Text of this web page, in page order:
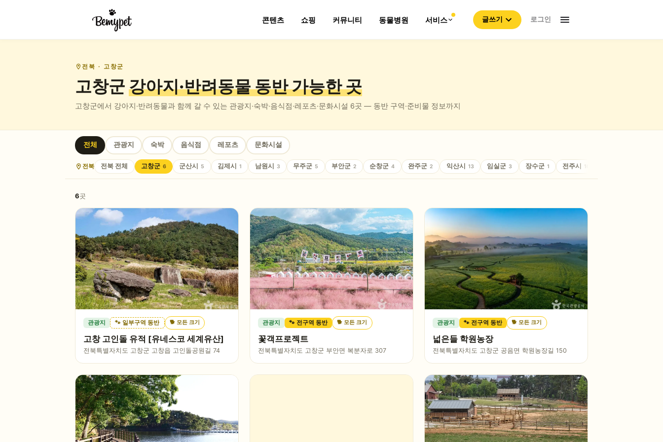
콘텐츠 쇼핑 커뮤니티 동물병원 서비스 글쓰기 로그인
전북 · 고창군
고창군강아지·반려동물 동반가능한 곳
고창군에서 강아지·반려동물과 함께 갈 수 있는 관광지·숙박·음식점·레포츠·문화시설 6곳 — 동반 구역·준비물 정보까지
전체 관광지 숙박 음식점 레포츠 문화시설
전북 전북 전체 고창군 6 군산시 5 김제시 1 남원시 3 무주군 5 부안군 2 순창군 4 완주군 2 익산시 13 임실군 3 장수군 1 전주시 10
6곳
관광지 🐾 일부구역 동반 🐕 모든 크기
고창 고인돌 유적 [유네스코 세계유산]
전북특별자치도 고창군 고창읍 고인돌공원길 74
관광지 🐾 전구역 동반 🐕모든 크기
꽃객프로젝트
전북특별자치도 고창군 부안면 복분자로 307
관광지 🐾 전구역 동반 🐕모든 크기
넓은들 학원농장
전북특별자치도 고창군 공음면 학원농장길 150